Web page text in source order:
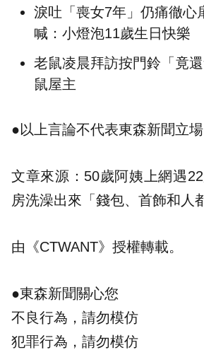
淚吐「喪女7年」仍痛徹心
喊：小燈泡11歲生日快樂
老鼠凌晨拜訪按門鈴「竟
鼠屋主
●以上言論不代表東森新聞立場
文章來源： 50歲阿姨上網遇
房洗澡出來「錢包、首飾和人
由《CTWANT》授權轉載。
●東森新聞關心您
不良行為，請勿模仿
犯罪行為，請勿模仿